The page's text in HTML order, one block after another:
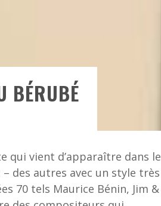
BÉRUBÉ
vient d’apparaître dans le
des autres avec un style très
70 tels Maurice Bénin, Jim &